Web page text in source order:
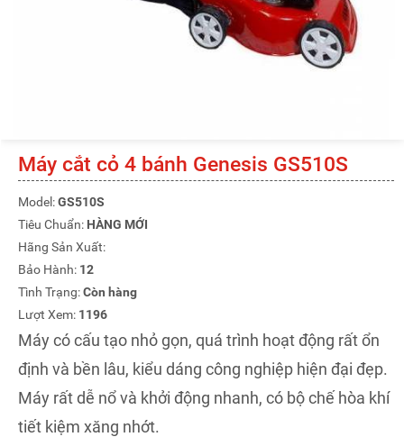
Máy cắt cỏ 4 bánh Genesis GS510S
Model:GS510S
Tiêu Chuẩn: HÀNG MỚI
Hãng Sản Xuất:
Bảo Hành: 12
Tình Trạng:Còn hàng
Lượt Xem: 1196
Máy có cấu tạo nhỏ gọn, quá trình hoạt động rất ổn
định và bền lâu, kiểu dáng công nghiệp hiện đại đẹp.
Máy rất dễ nổ và khởi động nhanh, có bộ chế hòa khí
tiết kiệm xăng nhớt.